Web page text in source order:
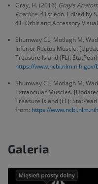
Gray, H. (2016) Gray’s
Practice. 41st edn. Edited by
41: Orbit and Accessory
Shumway CL, Motlagh M,
Inferior Rectus Muscle.
Treasure Island (FL):
https://www.ncbi.nlm.nih.gov/
Shumway CL, Motlagh M,
Extraocular Muscles.
Treasure Island (FL):
from: https://
Galeria